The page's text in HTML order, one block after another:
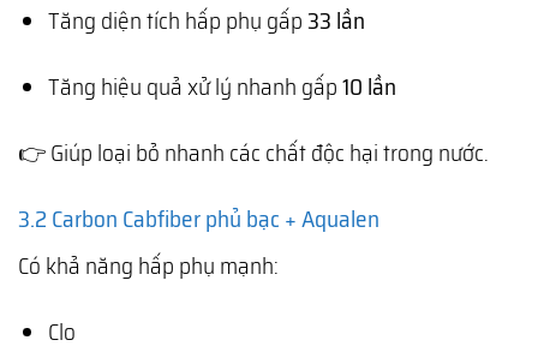
Tăng diện tích hấp phụ gấp33 lần
Tăng hiệu quả xử lý nhanh gấp10 lần
👉 Giúp loại bỏ nhanh các chất độc hại trong nước.
3.2 Carbon Cabfiber phủ bạc + Aqualen
Có khả năng hấp phụ mạnh:
Clo